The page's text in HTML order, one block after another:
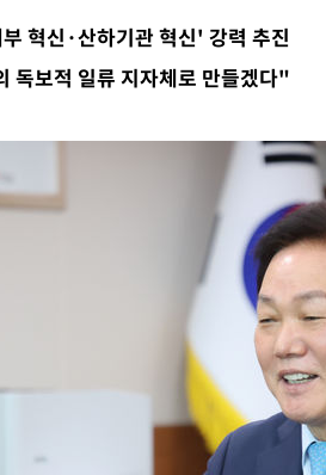
들"과 대치로 남부 케슘섬에서 두차
제…파생제품 15% 관세, 120일 후 발
문…"국민적 공분에 수사 재개"
원장에 김태유 서울대 공대 교수…이
발언' 진종오·서범수 징계 절차 개시
주기 감사' 유병호 구속기소
원인은 멕시코산 할라피뇨"-- CDC
평택사업장 끼임 사망 관련 압수수색
력' 중앙·서울·경기도 선관위 등 9곳
혁신·산하기관 혁신' 강력 추진
독보적 일류 지자체로 만들겠다"